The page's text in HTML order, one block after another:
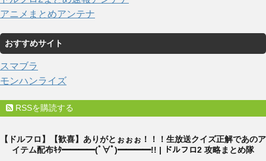
アニメまとめアンテナ
おすすめサイト
スマブラ
モンハンライズ
RSSを購読する
【ドルフロ】【歓喜】ありがとぉぉぉ！！！生放送クイズ正解であのア
イテム配布ｷﾀ━━━━(ﾟ∀ﾟ)━━━━!! | ドルフロ2 攻略まとめ隊